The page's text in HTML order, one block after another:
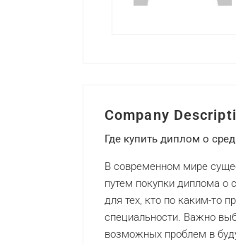
Company
Где купить диплом о
В современном мире
путем покупки диплома о
для тех, кто по каким-то
специальности. Важно
возможных проблем в